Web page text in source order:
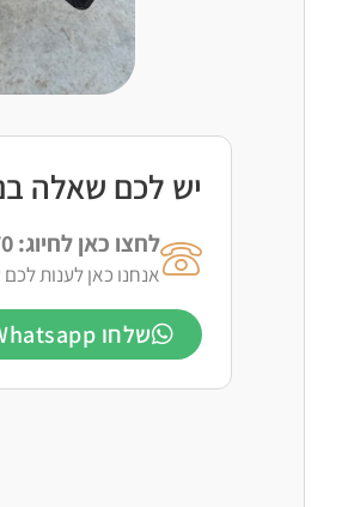
יש לכם שאלה
לחצו כאן לחיוג: 050-918-8770
אנחנו כאן לענות
שלחו Whatsapp לרעות